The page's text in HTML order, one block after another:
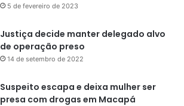
5 de fevereiro de 2023
Justiça decide manter delegado alvo
de operação preso
14 de setembro de 2022
Suspeito escapa e deixa mulher ser
presa com drogas em Macapá